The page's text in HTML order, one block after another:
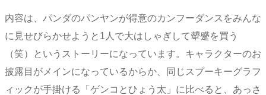
内容は、パンダのパンヤンが得意のカンフーダンスをみんな
に見せびらかせようと1人で大はしゃぎして顰蹙を買う
（笑）というストーリーになっています。キャラクターのお
披露目がメインになっているからか、同じスプーキーグラフ
ィックが手掛ける「ゲンコとひょう太」に比べると、あっさ